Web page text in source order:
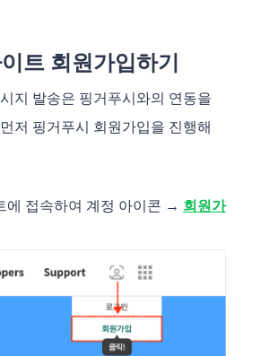
트 회원가입하기
지 발송은 핑거푸시와의 연동을
저 핑거푸시 회원가입을 진행해
에 접속하여 계정 아이콘 → 회원가